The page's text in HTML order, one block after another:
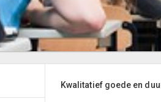
Kwalitatief goede en